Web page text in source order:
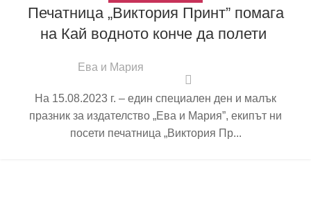
Печатница „Виктория Принт” помага
на Кай водното конче да полети
Ева и Мария
На 15.08.2023 г. – един специален ден и малък
празник за издателство „Ева и Мария”, екипът ни
посети печатница „Виктория Пр...